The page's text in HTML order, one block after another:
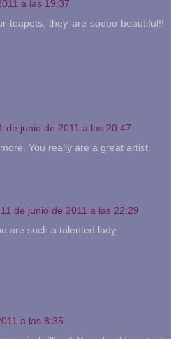
a las 19:37
teapots, they are soooo beautiful!!
de junio de 2011 a las 20:47
You really are a great artist.
11 de junio de 2011 a las 22:29
are such a talented lady.
a las 8:35